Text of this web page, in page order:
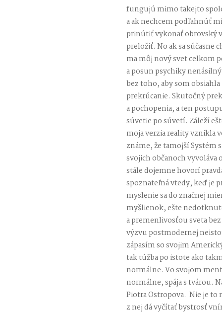
fungujú mimo takejto
a ak nechcem podľahnúť
prinútiť vykonať obrovský
preložiť. No ak sa súčasne
ma môj nový svet celkom
a posun psychiky
bez toho, aby som
prekrúcanie. Skutočný
a pochopenia, a ten
súvetie po súvetí. Záleží
moja verzia reality vznikla
známe, že tamojší Systém
svojich občanoch
stále dojemne hovorí
spoznateľná vtedy, keď je
myslenie sa do značnej
myšlienok, ešte
a premenlivosťou sveta
výzvu postmodernej
zápasím so svojim
tak túžba po istote ako
normálne. Vo svojom
normálne, spája s tvárou.
Piotra Ostropova. Nie je to
z nej dá vyčítať bystrosť